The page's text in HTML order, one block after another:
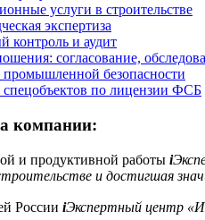
услуги в строительстве
экспертиза
контроль и аудит
согласование,
промышленной безопасности
спецобъектов по лицензии ФСБ
компании:
и продуктивной работы i
и достигшая
России iЭкспертный центр